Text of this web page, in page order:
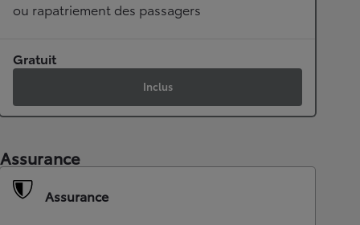
ou rapatriement des passagers
Gratuit
Inclus
Assurance
Assurance